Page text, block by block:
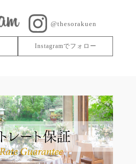
@thesorakuen
Instagramでフォロー